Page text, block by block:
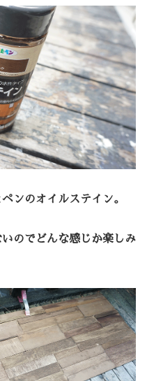
ンのオイルステイン。
のでどんな感じか楽しみ